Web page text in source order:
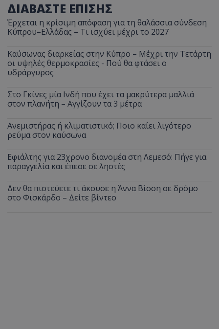
ΔΙΑΒΑΣΤΕ ΕΠΙΣΗΣ
Έρχεται η κρίσιμη απόφαση για τη θαλάσσια σύνδεση
Κύπρου–Ελλάδας – Τι ισχύει μέχρι το 2027
Καύσωνας διαρκείας στην Κύπρο – Μέχρι την Τετάρτη
οι υψηλές θερμοκρασίες - Πού θα φτάσει ο
υδράργυρος
Στο Γκίνες μία Ινδή που έχει τα μακρύτερα μαλλιά
στον πλανήτη – Αγγίζουν τα 3 μέτρα
Ανεμιστήρας ή κλιματιστικό; Ποιο καίει λιγότερο
ρεύμα στον καύσωνα
Εφιάλτης για 23χρονο διανομέα στη Λεμεσό: Πήγε για
παραγγελία και έπεσε σε ληστές
Δεν θα πιστεύετε τι άκουσε η Άννα Βίσση σε δρόμο
στο Φισκάρδο – Δείτε βίντεο